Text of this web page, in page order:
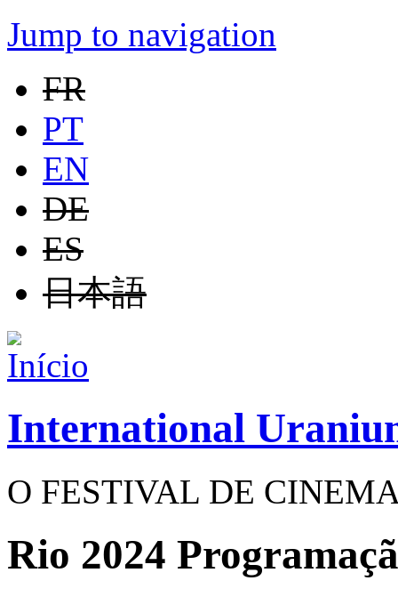
Jump to navigation
FR
PT
EN
DE
ES
日本語
International
O FESTIVAL DE
Rio 2024